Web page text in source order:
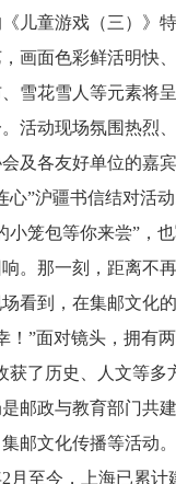
儿童游戏（三）》
画面色彩鲜活明快
雪花雪人等元素将
活动现场氛围热烈
及各友好单位的嘉
”沪疆书信结对
笼包等你来尝”，
。那一刻，距离不
到，在集邮文化的
”面对镜头，拥有
了历史、人文等
政与教育部门共
邮文化传播等活动
至今，上海已累